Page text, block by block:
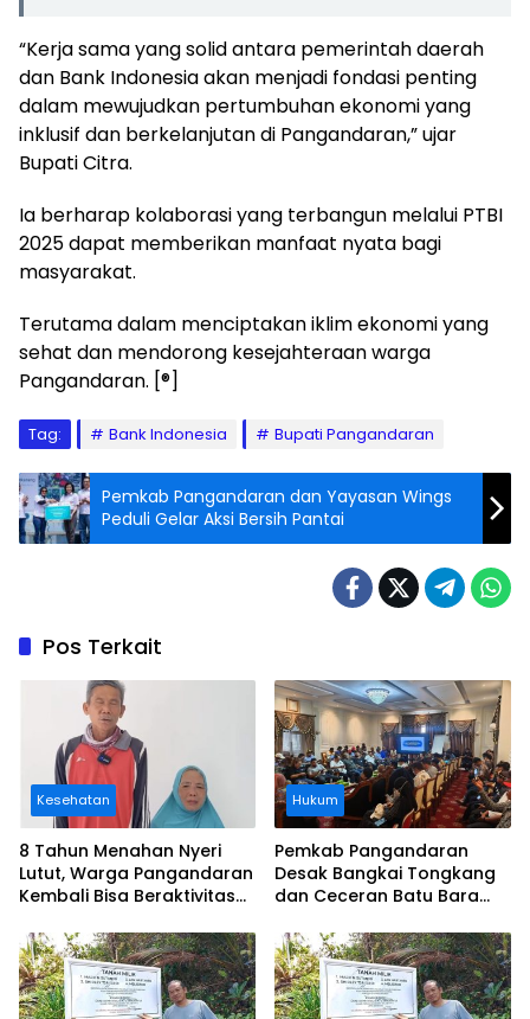
“Kerja sama yang solid antara pemerintah daerah
dan Bank Indonesia akan menjadi fondasi penting
dalam mewujudkan pertumbuhan ekonomi yang
inklusif dan berkelanjutan di Pangandaran,” ujar
Bupati Citra.
Ia berharap kolaborasi yang terbangun melalui PTBI
2025 dapat memberikan manfaat nyata bagi
masyarakat.
Terutama dalam menciptakan iklim ekonomi yang
sehat dan mendorong kesejahteraan warga
Pangandaran. [®]
Tag: Bank Indonesia Bupati Pangandaran
Pemkab Pangandaran dan Yayasan Wings
Peduli Gelar Aksi Bersih Pantai
Pos Terkait
Kesehatan
8 Tahun Menahan Nyeri
Lutut, Warga Pangandaran
Kembali Bisa Beraktivitas
Ditanggung BPJS
Hukum
Pemkab Pangandaran
Desak Bangkai Tongkang
dan Ceceran Batu Bara
Buruknya Koordinasi
Perusahaan